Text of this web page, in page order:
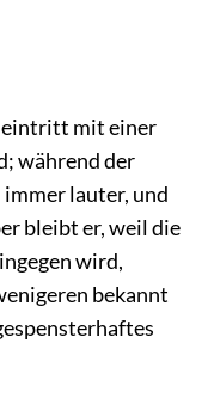
eintritt mit einer
während der
lauter, und
bleibt er, weil die
wird,
bekannt